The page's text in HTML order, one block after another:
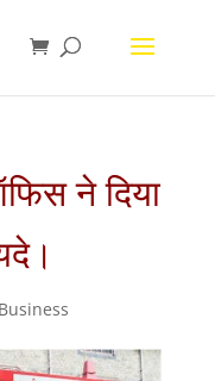
ने दिया
Business